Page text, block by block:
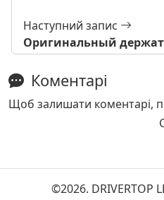
Наступний запис
Оригинальный
Коментарі
Щоб залишати коментарі,
©2026. DRIVERTOP